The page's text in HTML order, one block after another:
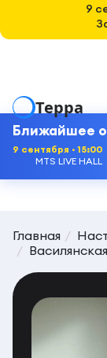
Терра
Ближайшее
9 сентября · 15:00
MTS LIVE HALL
Главная
9